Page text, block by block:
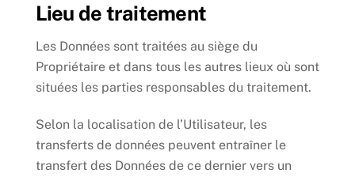
Lieu de traitement
Les Données sont traitées au siège du
Propriétaire et dans tous les autres lieux où sont
situées les parties responsables du traitement.
Selon la localisation de l’Utilisateur, les
transferts de données peuvent entraîner le
transfert des Données de ce dernier vers un